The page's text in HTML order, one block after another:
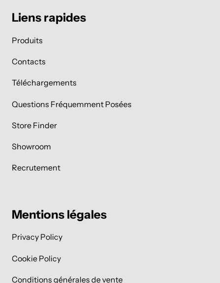
Liens rapides
Produits
Contacts
Téléchargements
Questions Fréquemment Posées
Store Finder
Showroom
Recrutement
Mentions légales
Privacy Policy
Cookie Policy
Conditions générales de vente